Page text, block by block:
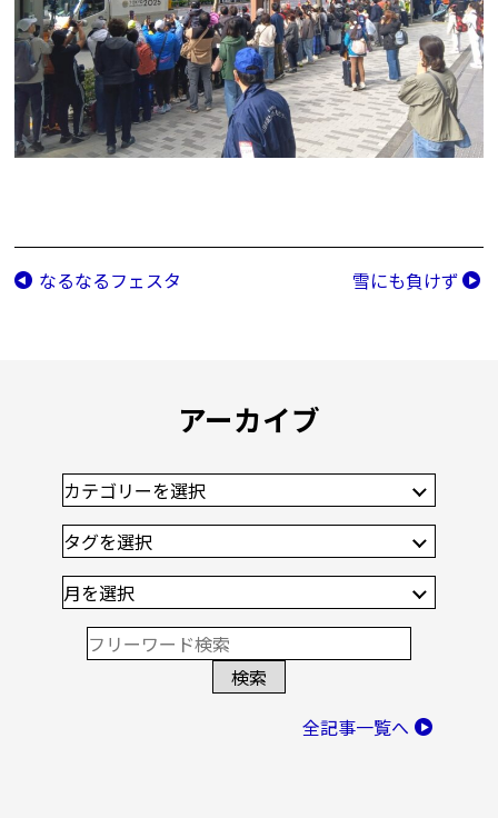
なるなるフェスタ 雪にも負けず
アーカイブ
全記事一覧へ